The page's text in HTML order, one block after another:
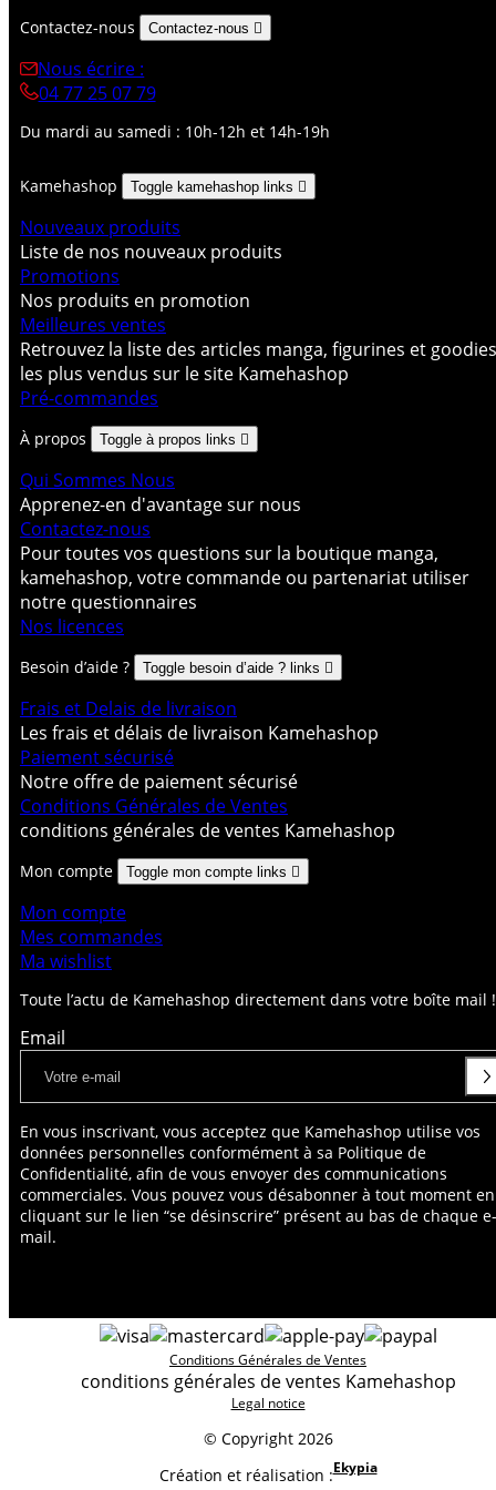
Toute l’actu de Kamehashop directement dans votre boîte mail !
Email
En vous inscrivant, vous acceptez que Kamehashop utilise vos
données personnelles conformément à sa Politique de
Confidentialité, afin de vous envoyer des communications
commerciales. Vous pouvez vous désabonner à tout moment en
cliquant sur le lien “se désinscrire” présent au bas de chaque e-
mail.
Contactez-nous Contactez-nous 
Nous écrire :
04 77 25 07 79
Du mardi au samedi : 10h-12h et 14h-19h
Kamehashop Toggle kamehashop links 
Nouveaux produits
Liste de nos nouveaux produits
Promotions
Nos produits en promotion
Meilleures ventes
Retrouvez la liste des articles manga, figurines et goodies
les plus vendus sur le site Kamehashop
Pré-commandes
À propos Toggle à propos links 
Qui Sommes Nous
Apprenez-en d'avantage sur nous
Contactez-nous
Pour toutes vos questions sur la boutique manga,
kamehashop, votre commande ou partenariat utiliser
notre questionnaires
Nos licences
Besoin d’aide ? Toggle besoin d’aide ? links 
Frais et Delais de livraison
Les frais et délais de livraison Kamehashop
Paiement sécurisé
Notre offre de paiement sécurisé
Conditions Générales de Ventes
conditions générales de ventes Kamehashop
Mon compte Toggle mon compte links 
Mon compte
Mes commandes
Ma wishlist
© Copyright 2026
Conditions Générales de Ventes
conditions générales de ventes Kamehashop
Legal notice
Création et réalisation :Ekypia